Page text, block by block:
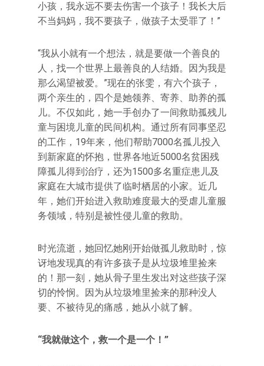
小孩，我永远不要去伤害一个孩子！我长大后
不当妈妈，我不要孩子，做孩子太受罪了！”
“我从小就有一个想法，就是要做一个善良的
人，找一个世界上最善良的人结婚。因为我是
那么渴望被爱。”现在的张雯，有六个孩子，
两个亲生的，四个是她领养、寄养、助养的孤
儿。不仅如此，她一手创办了一间救助孤残儿
童与困境儿童的民间机构。通过所有同事坚忍
的工作，19年来，他们帮助7000名孤儿投入
到新家庭的怀抱，世界各地近5000名贫困残
障孤儿得到治疗，还为1500多名重症患儿及
家庭在大城市提供了临时栖居的小家。近几
年，她们开始进入救助难度最大的受虐儿童服
务领域，特别是被性侵儿童的救助。
时光流逝，她回忆她刚开始做孤儿救助时，惊
讶地发现真的有许多孩子是从垃圾堆里捡来
的！那一刻，她从骨子里生发出对这些孩子深
切的怜悯。因为从垃圾堆里捡来的那种没人
要、不被待见的痛感，她从小就了解。
“我就做这个，救一个是一个！”